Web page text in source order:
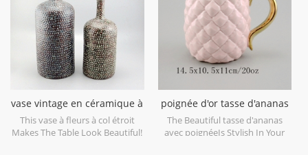
vase vintage en céramique à
col étroit
This vase à fleurs à col étroit
Makes The Table Look Beautiful!
poignée d'or tasse d'ananas
en céramique
The Beautiful tasse d'ananas
avec poignéeIs Stylish In Your